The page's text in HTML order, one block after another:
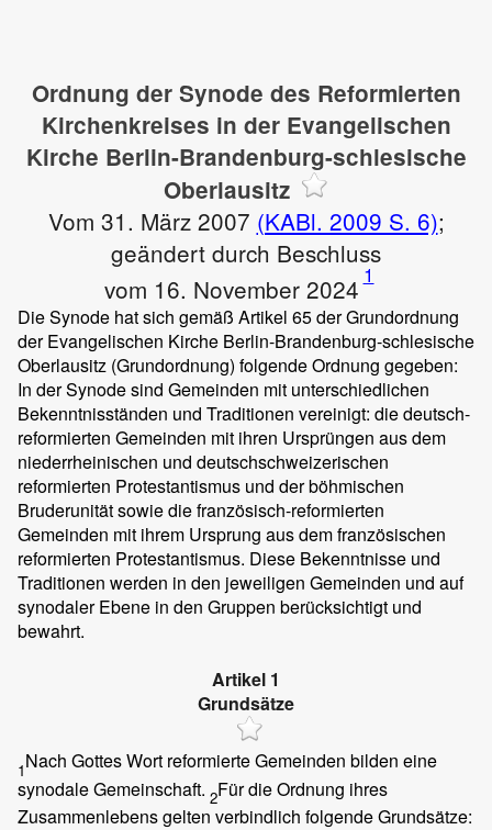
Ordnung der Synode des Reformierten
Kirchenkreises in der Evangelischen
Kirche Berlin-Brandenburg-schlesische
Oberlausitz
Vom 31. März 2007 (KABl. 2009 S. 6);
geändert durch Beschluss
vom 16. November 2024 1
Die Synode hat sich gemäß Artikel 65 der Grundordnung
der Evangelischen Kirche Berlin-Brandenburg-schlesische
Oberlausitz (Grundordnung) folgende Ordnung gegeben:
In der Synode sind Gemeinden mit unterschiedlichen
Bekenntnisständen und Traditionen vereinigt: die deutsch-
reformierten Gemeinden mit ihren Ursprüngen aus dem
niederrheinischen und deutschschweizerischen
reformierten Protestantismus und der böhmischen
Bruderunität sowie die französisch-reformierten
Gemeinden mit ihrem Ursprung aus dem französischen
reformierten Protestantismus. Diese Bekenntnisse und
Traditionen werden in den jeweiligen Gemeinden und auf
synodaler Ebene in den Gruppen berücksichtigt und
bewahrt.
Artikel 1
Grundsätze
1Nach Gottes Wort reformierte Gemeinden bilden eine
synodale Gemeinschaft. 2Für die Ordnung ihres
Zusammenlebens gelten verbindlich folgende Grundsätze: